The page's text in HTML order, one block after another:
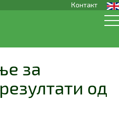
Контакт
за
од